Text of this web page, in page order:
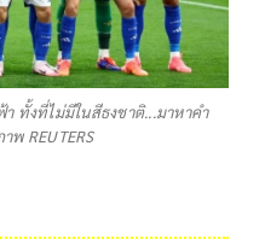
ทั้งที่ไม่มีในสีธงชาติ...มาหาคำ
พ REUTERS